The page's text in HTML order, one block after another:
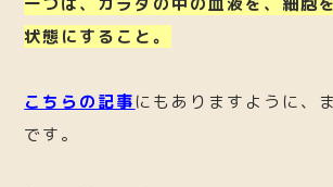
状態にすること。
こちらの記事にもありますように、
です。